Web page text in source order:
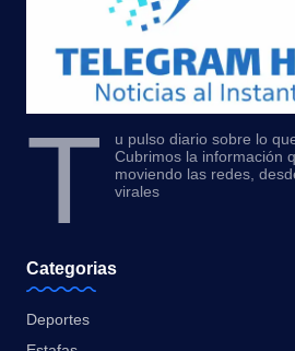
T
u pulso diario sobre lo
Cubrimos la información
moviendo las redes,
virales
Categorias
Deportes